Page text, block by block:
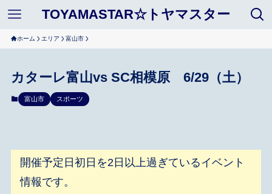
TOYAMASTAR☆トヤマスター
ホーム エリア 富山市
カターレ富山vs SC相模原 6/29（土）
富山市 スポーツ
開催予定日初日を2日以上過ぎているイベント
情報です。